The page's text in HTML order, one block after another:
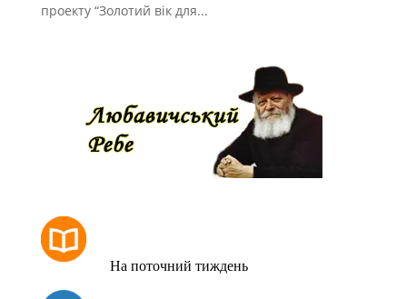
проекту “Золотий вік для...
На поточний тиждень